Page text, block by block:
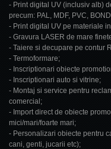
- Print digital UV (inclusiv alb)
precum: PAL, MDF, PVC,
- Print digital UV pe materiale
- Gravura LASER de mare
- Taiere si decupare pe contur
- Termoformare;
- Inscriptionari obiecte
- Inscriptionari auto si vitrine;
- Montaj si service pentru
comercial;
- Import direct de obiecte
mici/mari/foarte mari;
- Personalizari obiecte pentru
cani, genti, jucarii etc);